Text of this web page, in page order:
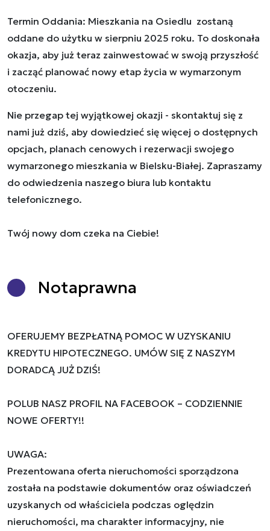
Termin Oddania: Mieszkania na Osiedlu zostaną
oddane do użytku w sierpniu 2025 roku. To doskonała
okazja, aby już teraz zainwestować w swoją przyszłość
i zacząć planować nowy etap życia w wymarzonym
otoczeniu.
Nie przegap tej wyjątkowej okazji - skontaktuj się z
nami już dziś, aby dowiedzieć się więcej o dostępnych
opcjach, planach cenowych i rezerwacji swojego
wymarzonego mieszkania w Bielsku-Białej. Zapraszamy
do odwiedzenia naszego biura lub kontaktu
telefonicznego.
Twój nowy dom czeka na Ciebie!
Notaprawna
OFERUJEMY BEZPŁATNĄ POMOC W UZYSKANIU
KREDYTU HIPOTECZNEGO. UMÓW SIĘ Z NASZYM
DORADCĄ JUŻ DZIŚ!
POLUB NASZ PROFIL NA FACEBOOK – CODZIENNIE
NOWE OFERTY!!
UWAGA:
Prezentowana oferta nieruchomości sporządzona
została na podstawie dokumentów oraz oświadczeń
uzyskanych od właściciela podczas oględzin
nieruchomości, ma charakter informacyjny, nie